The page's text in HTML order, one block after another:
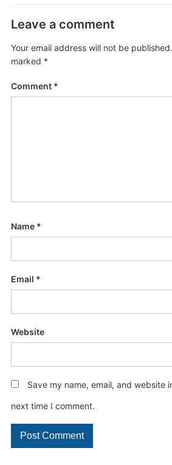
Leave a comment
Your email address will not be published.
marked *
Comment *
Name *
Email *
Website
Save my name, email, and website
next time I comment.